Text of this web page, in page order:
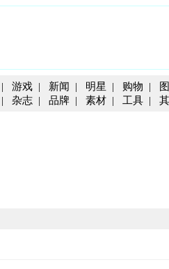
| 游戏 | 新闻 | 明星 | 购物 |
| 杂志 | 品牌 | 素材 | 工具 |